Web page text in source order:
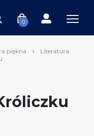
0
piękna
Literatura